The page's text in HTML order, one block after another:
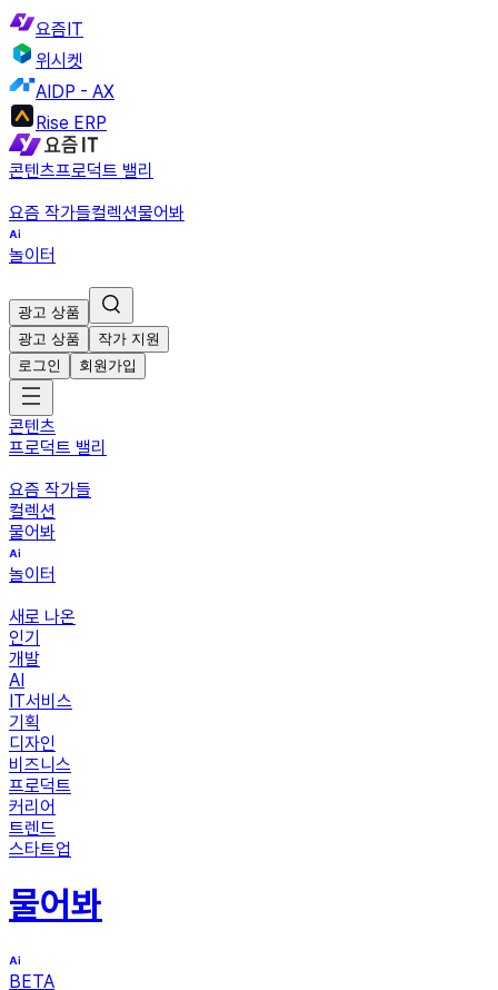
요즘IT
위시켓
AIDP - AX
Rise ERP
콘텐츠프로덕트 밸리
요즘 작가들컬렉션물어봐
놀이터
광고 상품
광고 상품
작가 지원
로그인
회원가입
콘텐츠
프로덕트 밸리
요즘 작가들
컬렉션
물어봐
놀이터
새로 나온
인기
개발
AI
IT서비스
기획
디자인
비즈니스
프로덕트
커리어
트렌드
스타트업
물어봐
BETA